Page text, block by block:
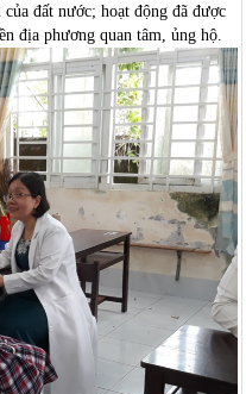
đất nước; hoạt động đã được
địa phương quan tâm, ủng hộ.